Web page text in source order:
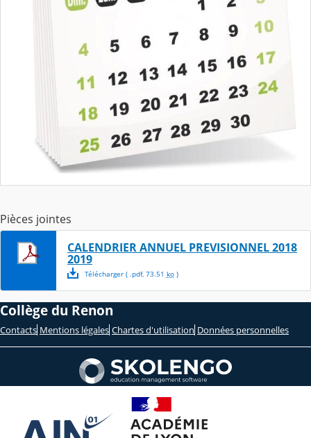
Pièces jointes
CALENDRIER ANNUEL PREVISIONNEL 2018
2019
Télécharger( .pdf, 73.51 ko)
Collège du Renon
Contacts Mentions légales Chartes d'utilisation Données personnelles